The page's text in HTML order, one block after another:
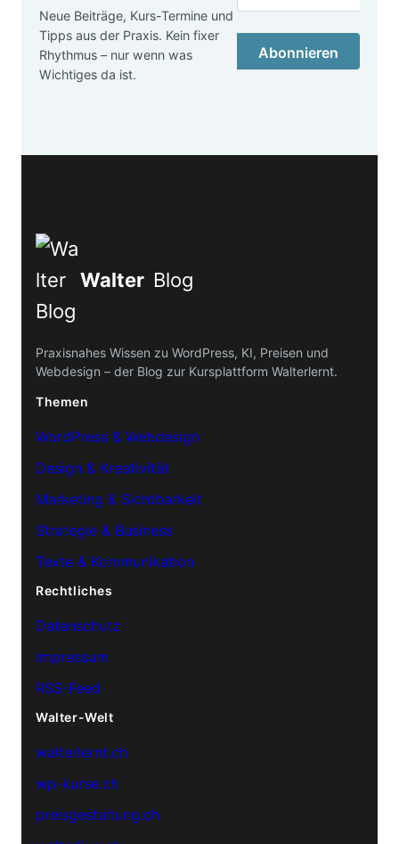
Neue Beiträge, Kurs-Termine und
Tipps aus der Praxis. Kein fixer
Rhythmus – nur wenn was
Wichtiges da ist.
Abonnieren
Walter Blog
Praxisnahes Wissen zu WordPress, KI, Preisen und
Webdesign – der Blog zur Kursplattform Walterlernt.
Themen
WordPress & Webdesign
Design & Kreativität
Marketing & Sichtbarkeit
Strategie & Business
Texte & Kommunikation
Rechtliches
Datenschutz
Impressum
RSS-Feed
Walter-Welt
walterlernt.ch
wp-kurse.ch
preisgestaltung.ch